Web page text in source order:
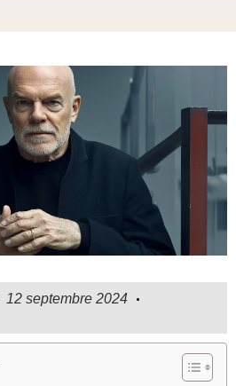
12 septembre 2024